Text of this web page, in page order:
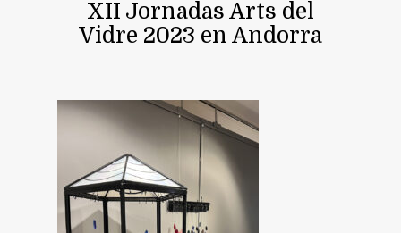
XII Jornadas Arts del
Vidre 2023 en Andorra